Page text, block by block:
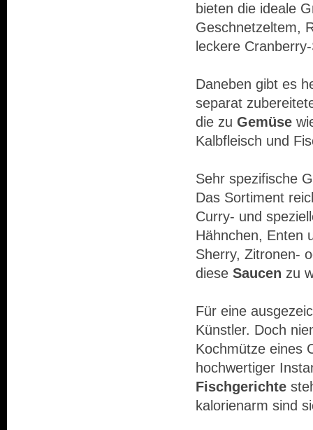
bieten die ideale
Geschnetzeltem,
leckere
Daneben gibt es
separat
die zu Gemüse
Kalbfleisch und
Sehr spezifische
Das Sortiment
Curry- und
Hähnchen, Enten
Sherry, Zitronen-
diese Saucen zu
Für eine
Künstler. Doch
Kochmütze eines
hochwertiger
Fischgerichte
kalorienarm sind